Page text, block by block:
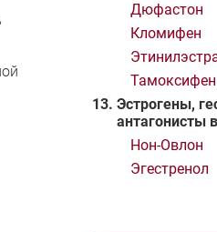
Дюфастон
Кломифен
Тамоксифен
Эстрогены,
антагонисты
Нон-Oвлон
Эгестренол